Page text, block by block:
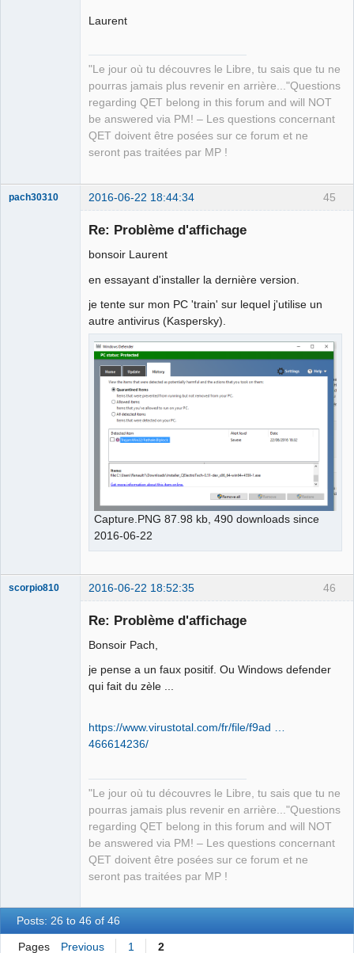
Laurent
"Le jour où tu découvres le Libre, tu sais que tu ne
pourras jamais plus revenir en arrière..."Questions
regarding QET belong in this forum and will NOT
be answered via PM! – Les questions concernant
QET doivent être posées sur ce forum et ne
seront pas traitées par MP !
45
pach30310 2016-06-22 18:44:34
Re: Problème d'affichage
bonsoir Laurent
en essayant d'installer la dernière version.
je tente sur mon PC 'train' sur lequel j'utilise un
autre antivirus (Kaspersky).
Capture.PNG 87.98 kb, 490 downloads since
2016-06-22
46
scorpio810 2016-06-22 18:52:35
Re: Problème d'affichage
Bonsoir Pach,
je pense a un faux positif. Ou Windows defender
qui fait du zèle ...
https://www.virustotal.com/fr/file/f9ad …
466614236/
"Le jour où tu découvres le Libre, tu sais que tu ne
pourras jamais plus revenir en arrière..."Questions
regarding QET belong in this forum and will NOT
be answered via PM! – Les questions concernant
QET doivent être posées sur ce forum et ne
seront pas traitées par MP !
Posts: 26 to 46 of 46
Pages Previous 1 2